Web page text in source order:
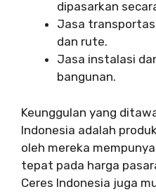
dipasarkan
Jasa
dan rute.
Jasa instalasi
bangunan.
Keunggulan yang
Indonesia adalah
oleh mereka
tepat pada harga
Ceres Indonesia juga